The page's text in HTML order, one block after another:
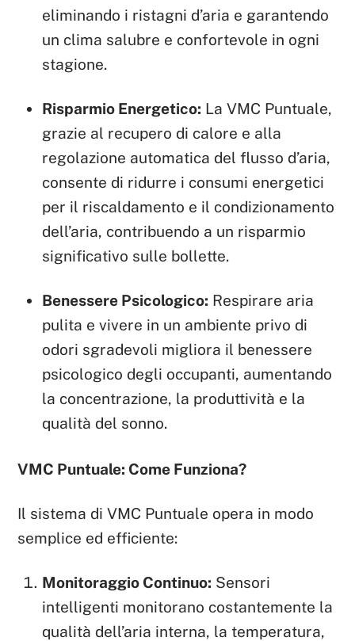
eliminando i ristagni d’aria e garantendo
un clima salubre e confortevole in ogni
stagione.
Risparmio Energetico: La VMC Puntuale,
grazie al recupero di calore e alla
regolazione automatica del flusso d’aria,
consente di ridurre i consumi energetici
per il riscaldamento e il condizionamento
dell’aria, contribuendo a un risparmio
significativo sulle bollette.
Benessere Psicologico: Respirare aria
pulita e vivere in un ambiente privo di
odori sgradevoli migliora il benessere
psicologico degli occupanti, aumentando
la concentrazione, la produttività e la
qualità del sonno.
VMC Puntuale: Come Funziona?
Il sistema di VMC Puntuale opera in modo
semplice ed efficiente:
Monitoraggio Continuo: Sensori
intelligenti monitorano costantemente la
qualità dell’aria interna, la temperatura,